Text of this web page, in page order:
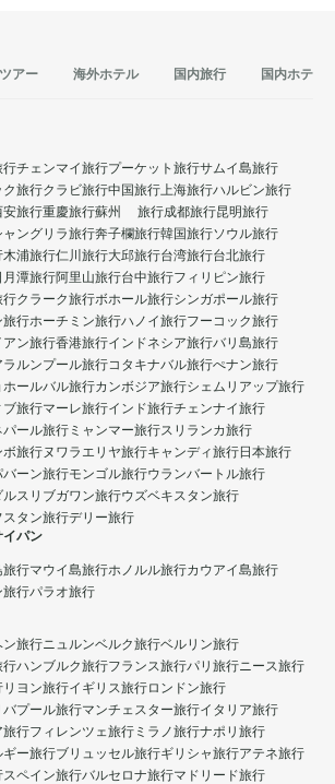
アー 海外ホテル 国内旅行 国内ホテル
行チェンマイ旅行プーケット旅行サムイ島旅行
ク旅行クラビ旅行中国旅行上海旅行ハルビン旅行
安旅行重慶旅行蘇州 旅行成都旅行昆明旅行
ャングリラ旅行奔子欄旅行韓国旅行ソウル旅行
木浦旅行仁川旅行大邱旅行台湾旅行台北旅行
月潭旅行阿里山旅行台中旅行フィリピン旅行
行クラーク旅行ボホール旅行シンガポール旅行
旅行ホーチミン旅行ハノイ旅行フーコック旅行
アン旅行香港旅行インドネシア旅行バリ島旅行
ラルンプール旅行コタキナバル旅行ぺナン旅行
ホールバル旅行カンボジア旅行シェムリアップ旅行
ブ旅行マーレ旅行インド旅行チェンナイ旅行
パール旅行 ミャンマー旅行スリランカ旅行
ボ旅行ヌワラエリヤ旅行キャンディ旅行日本旅行
バーン旅行モンゴル旅行ウランバートル旅行
ルスリブガワン旅行ウズベキスタン旅行
スタン旅行デリー旅行
イパン
旅行マウイ島旅行ホノルル旅行カウアイ島旅行
旅行パラオ旅行
ン旅行ニュルンベルク旅行ベルリン旅行
行ハンブルク旅行フランス旅行パリ旅行ニース旅行
リヨン旅行イギリス旅行ロンドン旅行
バプール旅行マンチェスター旅行イタリア旅行
旅行フィレンツェ旅行 ミラノ旅行ナポリ旅行
ギー旅行ブリュッセル旅行ギリシャ旅行アテネ旅行
スペイン旅行バルセロナ旅行マドリード旅行